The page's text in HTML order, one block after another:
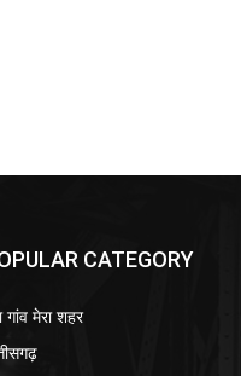
CATEGORY
गांव मेरा शहर